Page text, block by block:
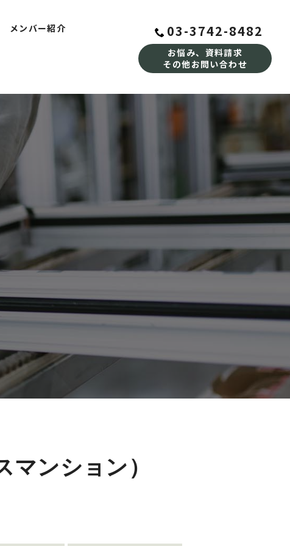
メンバー紹介 03-3742-8482
お悩み、資料請求
その他お問い合わせ
マンション）